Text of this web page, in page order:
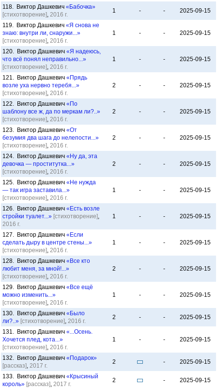
118. Виктор Дашкевич «Бабочка»
[стихотворение], 2016 г.
1 - - 2025-09-15
119. Виктор Дашкевич «Я снова не
знаю: внутри ли, снаружи...»
[стихотворение], 2016 г.
1 - - 2025-09-15
120. Виктор Дашкевич «Я надеюсь,
что всё понял неправильно...»
[стихотворение], 2016 г.
1 - - 2025-09-15
121. Виктор Дашкевич «Прядь
возле уха нервно теребя...»
[стихотворение], 2016 г.
2 - - 2025-09-15
122. Виктор Дашкевич «По
шаблону все ж, да по меркам ли?..»
[стихотворение], 2016 г.
2 - - 2025-09-15
123. Виктор Дашкевич «От
безумия два шага до нелепости...»
[стихотворение], 2016 г.
2 - - 2025-09-15
124. Виктор Дашкевич «Ну да, эта
девочка — проститутка...»
[стихотворение], 2016 г.
2 - - 2025-09-15
125. Виктор Дашкевич «Не нужда
— так игра заставила...»
[стихотворение], 2016 г.
1 - - 2025-09-15
126. Виктор Дашкевич «Есть возле
стройки туалет...» [стихотворение],
2016 г.
1 - - 2025-09-15
127. Виктор Дашкевич «Если
сделать дыру в центре стены...»
[стихотворение], 2016 г.
1 - - 2025-09-15
128. Виктор Дашкевич «Все кто
любит меня, за мной!...»
[стихотворение], 2016 г.
2 - - 2025-09-15
129. Виктор Дашкевич «Все ещё
можно изменить...»
[стихотворение], 2016 г.
1 - - 2025-09-15
130. Виктор Дашкевич «Было
ли?..» [стихотворение], 2016 г.
2 - - 2025-09-15
131. Виктор Дашкевич «...Осень.
Хочется плед, кота...»
[стихотворение], 2016 г.
1 - - 2025-09-15
132. Виктор Дашкевич «Подарок»
[рассказ], 2017 г.
2 - 2025-09-15
133. Виктор Дашкевич «Крысиный
король» [рассказ], 2017 г.
2 - 2025-09-15